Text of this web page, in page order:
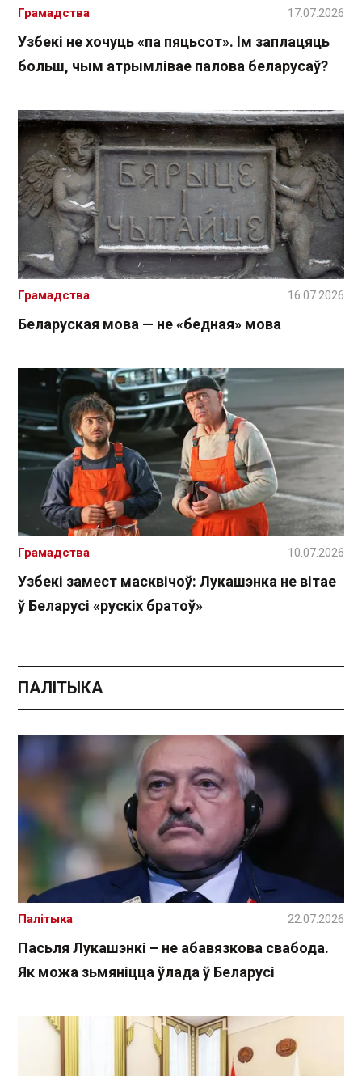
Узбекі не хочуць «па пяцьсот». Ім заплацяць
больш, чым атрымлівае палова беларусаў?
Грамадства 17.07.2026
Беларуская мова — не «бедная» мова
Грамадства 16.07.2026
Узбекі замест масквічоў: Лукашэнка не вітае
ў Беларусі «рускіх братоў»
Грамадства 10.07.2026
ПАЛІТЫКА
Пасьля Лукашэнкі – не абавязкова свабода.
Як можа зьмяніцца ўлада ў Беларусі
Палітыка 22.07.2026